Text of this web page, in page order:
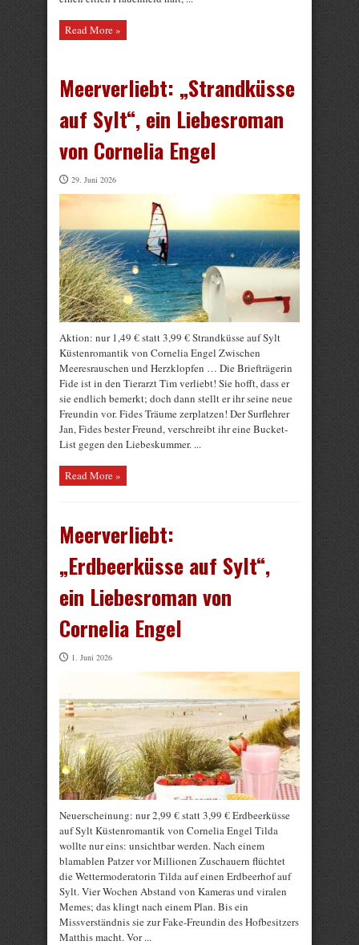
Read More »
Meerverliebt: „Strandküsse
auf Sylt“, ein Liebesroman
von Cornelia Engel
29. Juni 2026
Aktion: nur 1,49 € statt 3,99 € Strandküsse auf Sylt
Küstenromantik von Cornelia Engel Zwischen
Meeresrauschen und Herzklopfen … Die Briefträgerin
Fide ist in den Tierarzt Tim verliebt! Sie hofft, dass er
sie endlich bemerkt; doch dann stellt er ihr seine neue
Freundin vor. Fides Träume zerplatzen! Der Surflehrer
Jan, Fides bester Freund, verschreibt ihr eine Bucket-
List gegen den Liebeskummer. ...
Read More »
Meerverliebt:
„Erdbeerküsse auf Sylt“,
ein Liebesroman von
Cornelia Engel
1. Juni 2026
Neuerscheinung: nur 2,99 € statt 3,99 € Erdbeerküsse
auf Sylt Küstenromantik von Cornelia Engel Tilda
wollte nur eins: unsichtbar werden. Nach einem
blamablen Patzer vor Millionen Zuschauern flüchtet
die Wettermoderatorin Tilda auf einen Erdbeerhof auf
Sylt. Vier Wochen Abstand von Kameras und viralen
Memes; das klingt nach einem Plan. Bis ein
Missverständnis sie zur Fake-Freundin des Hofbesitzers
Matthis macht. Vor ...